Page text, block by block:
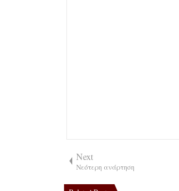
Next
Νεότερη ανάρτηση